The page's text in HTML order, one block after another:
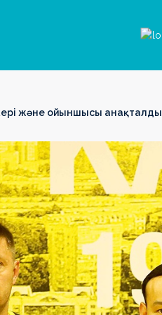
және ойыншысы анақталды